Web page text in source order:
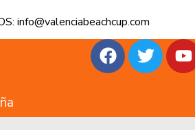
info@valenciabeachcup.com